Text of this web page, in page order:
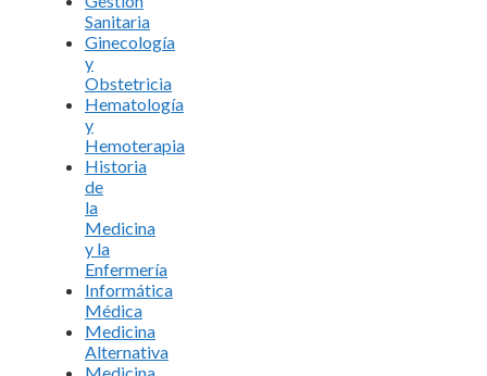
Sanitaria
Ginecología
y
Obstetricia
Hematología
y
Hemoterapia
Historia
de
la
Medicina
y la
Enfermería
Informática
Médica
Medicina
Alternativa
Medicina